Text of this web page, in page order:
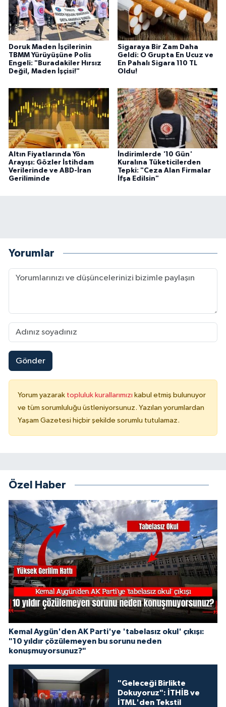
Doruk Maden İşçilerinin
TBMM Yürüyüşüne Polis
Engeli: "Buradakiler Hırsız
Değil, Maden İşçisi!"
Sigaraya Bir Zam Daha
Geldi: O Grupta En Ucuz ve
En Pahalı Sigara 110 TL
Oldu!
Altın Fiyatlarında Yön
Arayışı: Gözler İstihdam
Verilerinde ve ABD-İran
Geriliminde
İndirimlerde '10 Gün'
Kuralına Tüketicilerden
Tepki: "Ceza Alan Firmalar
İfşa Edilsin"
Yorumlar
Gönder
Yorum yazarak topluluk kurallarımızı kabul etmiş bulunuyor
ve tüm sorumluluğu üstleniyorsunuz. Yazılan yorumlardan
Yaşam Gazetesi hiçbir şekilde sorumlu tutulamaz.
Özel Haber
Kemal Aygün'den AK Parti'ye 'tabelasız okul' çıkışı:
"10 yıldır çözülemeyen bu sorunu neden
konuşmuyorsunuz?"
"Geleceği Birlikte
Dokuyoruz": İTHİB ve
İTML'den Tekstil